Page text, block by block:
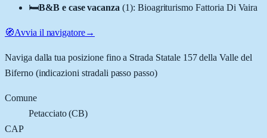
🛏️B&B e case vacanza (1): Bioagriturismo Fattoria Di Vaira
🧭Avvia il navigatore→
Naviga dalla tua posizione fino a Strada Statale 157 della Valle del
Biferno(indicazioni stradali passo passo)
Comune
Petacciato(CB)
CAP